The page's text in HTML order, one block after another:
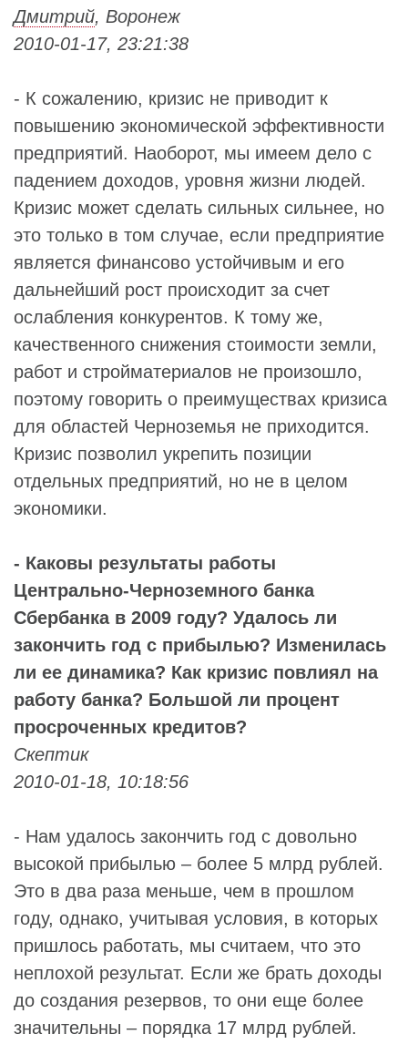
Дмитрий, Воронеж
2010-01-17, 23:21:38
- К сожалению, кризис не приводит к
повышению экономической эффективности
предприятий. Наоборот, мы имеем дело с
падением доходов, уровня жизни людей.
Кризис может сделать сильных сильнее, но
это только в том случае, если предприятие
является финансово устойчивым и его
дальнейший рост происходит за счет
ослабления конкурентов. К тому же,
качественного снижения стоимости земли,
работ и стройматериалов не произошло,
поэтому говорить о преимуществах кризиса
для областей Черноземья не приходится.
Кризис позволил укрепить позиции
отдельных предприятий, но не в целом
экономики.
- Каковы результаты работы
Центрально-Черноземного банка
Сбербанка в 2009 году? Удалось ли
закончить год с прибылью? Изменилась
ли ее динамика? Как кризис повлиял на
работу банка? Большой ли процент
просроченных кредитов?
Скептик
2010-01-18, 10:18:56
- Нам удалось закончить год с довольно
высокой прибылью – более 5 млрд рублей.
Это в два раза меньше, чем в прошлом
году, однако, учитывая условия, в которых
пришлось работать, мы считаем, что это
неплохой результат. Если же брать доходы
до создания резервов, то они еще более
значительны – порядка 17 млрд рублей.